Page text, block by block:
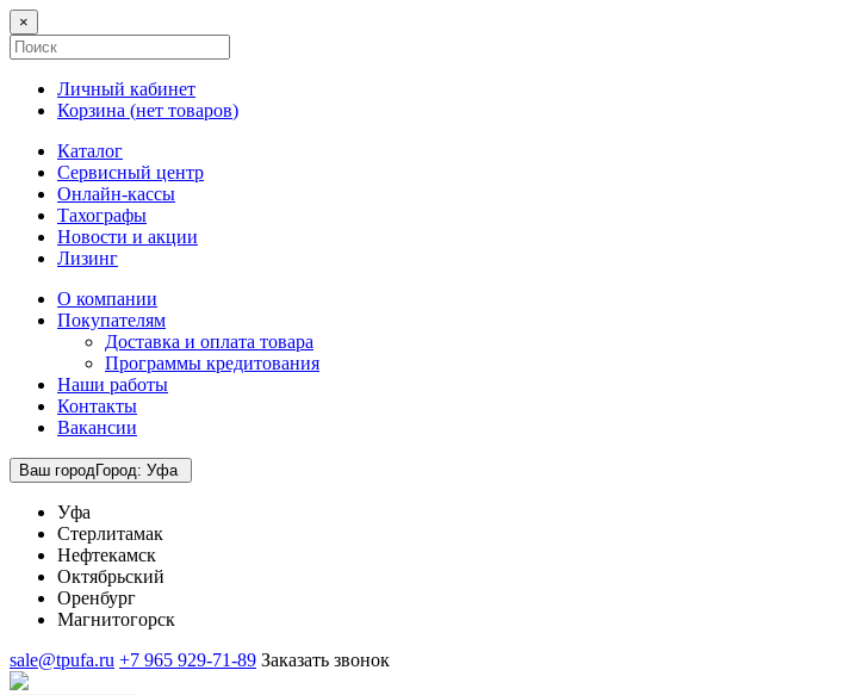
×
Личный кабинет
Корзина (нет товаров)
Каталог
Сервисный центр
Онлайн-кассы
Тахографы
Новости и акции
Лизинг
О компании
Покупателям
Доставка и оплата товара
Программы кредитования
Наши работы
Контакты
Вакансии
Ваш городГород: Уфа
Уфа
Стерлитамак
Нефтекамск
Октябрьский
Оренбург
Магнитогорск
sale@tpufa.ru +7 965 929-71-89 Заказать звонок